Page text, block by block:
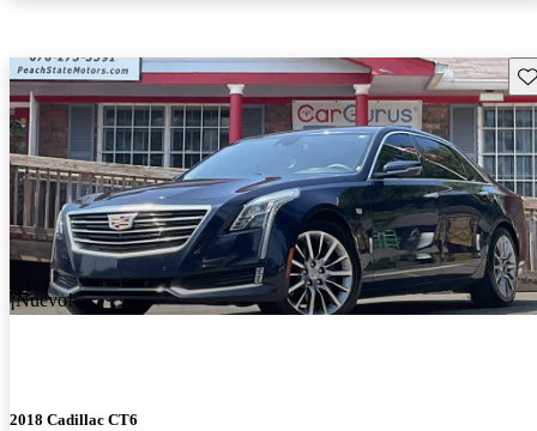
¡Nuevo!
2018 Cadillac CT6